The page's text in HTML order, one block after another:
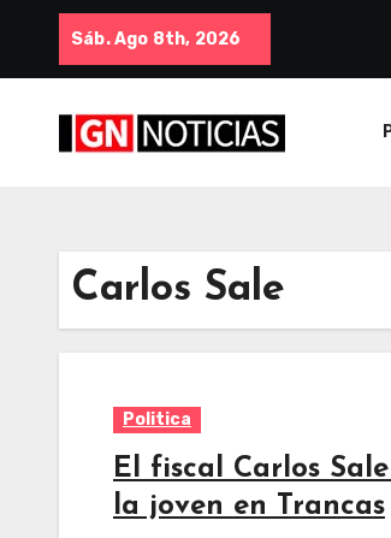
Sáb. Ago 8th, 2026
Carlos Sale
Politica
El fiscal Carlos
la joven en Trancas